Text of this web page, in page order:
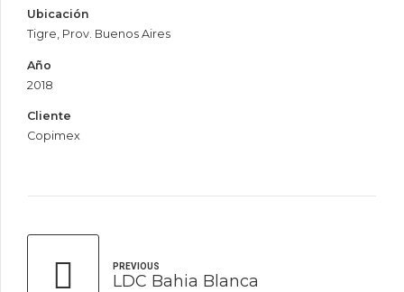
Ubicación
Tigre, Prov. Buenos Aires
Año
2018
Cliente
Copimex
PREVIOUS
LDC Bahia Blanca